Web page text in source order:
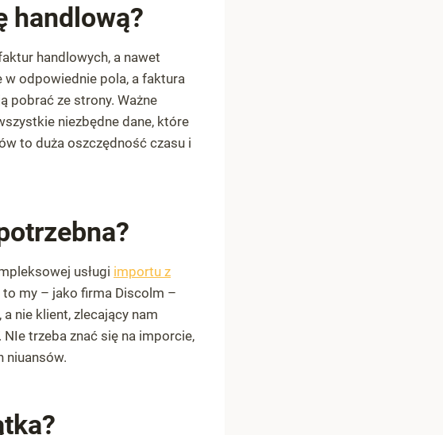
handlową?
handlowych, a nawet
w odpowiednie pola, a faktura
pobrać ze strony. Ważne
niezbędne dane, które
to duża oszczędność czasu i
usługi importu z
my – jako firma Discolm –
nie klient, zlecający nam
trzeba znać się na imporcie,
niuansów.